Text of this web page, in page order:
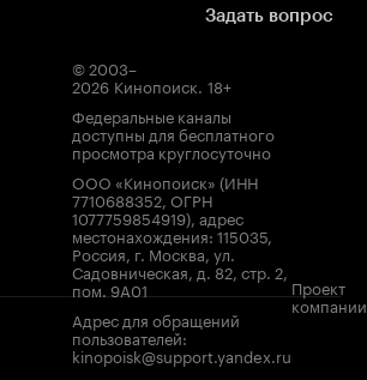
Задать вопрос
© 2003–
2026 Кинопоиск. 18+
Федеральные каналы
доступны для бесплатного
просмотра круглосуточно
ООО «Кинопоиск» (ИНН
7710688352, ОГРН
1077759854919), адрес
местонахождения: 115035,
Россия, г. Москва, ул.
Садовническая, д. 82, стр. 2,
пом. 9А01
Адрес для обращений
пользователей:
kinopoisk@support.yandex.ru
Проект
компании